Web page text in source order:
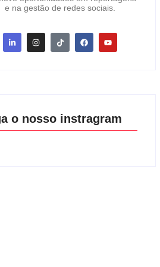
e na gestão de redes sociais.
o nosso instragram